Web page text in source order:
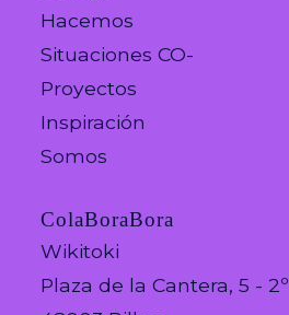
Hacemos
Situaciones CO-
Proyectos
Inspiración
Somos
ColaBoraBora
Wikitoki
Plaza de la Cantera, 5 - 2º